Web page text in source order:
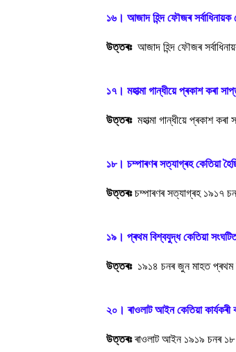
১৬। আজাদ হিন্দ ফৌজৰ
উত্তৰঃ আজাদ হিন্দ ফৌজৰ
১৭। মহাত্মা গান্ধীয়ে প্ৰকাশ কৰা
উত্তৰঃ মহাত্মা গান্ধীয়ে প্ৰকাশ
১৮। চম্পাৰণৰ সত্যাগ্ৰহ কেতিয়া
উত্তৰঃচম্পাৰণৰ সত্যাগ্ৰহ ১৯১৭
১৯। প্ৰথম বিশ্বযুদ্ধ কেতিয়া
উত্তৰঃ ১৯১৪ চনৰ জুন মাহত প্ৰথম
২০। ৰাওলাট আইন কেতিয়া কাৰ্যকৰী
উত্তৰঃৰাওলাট আইন ১৯১৯ চনৰ ১৮